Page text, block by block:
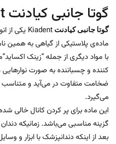
گوتا جانبی کیادنت Kiadent
گوتا جانبی کیادنت Kiadent یکی از انواع
ماده‌ی پلاستیکی از گیاهی به همین
با مواد دیگری از جمله “زینک
کننده و چسباننده به صورت
ضخامت متفاوت در می‌آید و متناسب با
می‌گیرد.
این ماده برای پر کردن کانال خالی
گزینه مناسبی می‌باشد. زمانیکه
بعد از اینکه دندانپزشک با ابزار و